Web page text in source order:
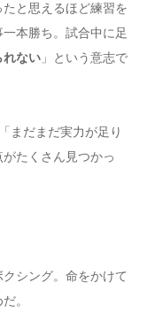
と思えるほど練習を
本勝ち。試合中に足
れない」という意志で
まだまだ実力が足り
たくさん見つかっ
シング。命をかけて
。